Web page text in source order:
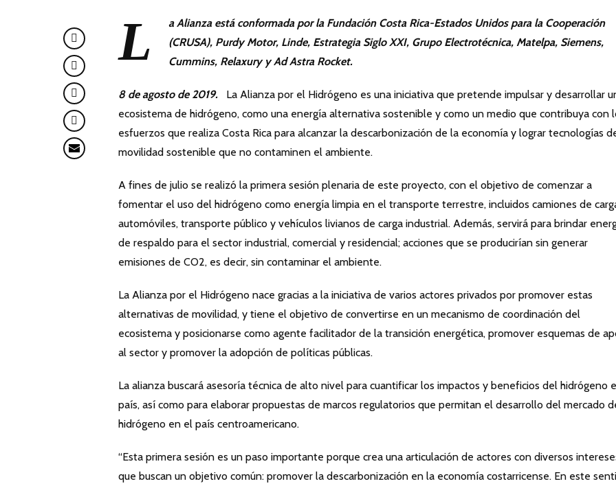
L
a Alianza está conformada por la Fundación Costa Rica-Estados Unidos para la Cooperación
(CRUSA), Purdy Motor, Linde, Estrategia Siglo XXI, Grupo Electrotécnica, Matelpa, Siemens,
Cummins, Relaxury y Ad Astra Rocket.
8 de agosto de 2019. La Alianza por el Hidrógeno es una iniciativa que pretende impulsar y desarrollar
ecosistema de hidrógeno, como una energía alternativa sostenible y como un medio que contribuya con
esfuerzos que realiza Costa Rica para alcanzar la descarbonización de la economía y lograr tecnologías
movilidad sostenible que no contaminen el ambiente.
A fines de julio se realizó la primera sesión plenaria de este proyecto, con el objetivo de comenzar a
fomentar el uso del hidrógeno como energía limpia en el transporte terrestre, incluidos camiones de
automóviles, transporte público y vehículos livianos de carga industrial. Además, servirá para brindar
de respaldo para el sector industrial, comercial y residencial; acciones que se producirían sin generar
emisiones de CO2, es decir, sin contaminar el ambiente.
La Alianza por el Hidrógeno nace gracias a la iniciativa de varios actores privados por promover estas
alternativas de movilidad, y tiene el objetivo de convertirse en un mecanismo de coordinación del
ecosistema y posicionarse como agente facilitador de la transición energética, promover esquemas de
al sector y promover la adopción de políticas públicas.
La alianza buscará asesoría técnica de alto nivel para cuantificar los impactos y beneficios del hidrógeno
país, así como para elaborar propuestas de marcos regulatorios que permitan el desarrollo del mercado
hidrógeno en el país centroamericano.
“Esta primera sesión es un paso importante porque crea una articulación de actores con diversos
que buscan un objetivo común: promover la descarbonización en la economía costarricense. En este